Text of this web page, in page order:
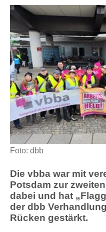
Foto: dbb
Die vbba war mit
Potsdam zur
dabei und hat
der dbb
Rücken gestärkt.